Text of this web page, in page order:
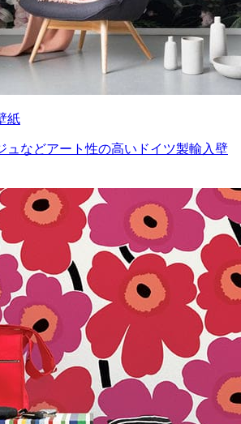
紙
ュなどアート性の高いドイツ製輸入壁